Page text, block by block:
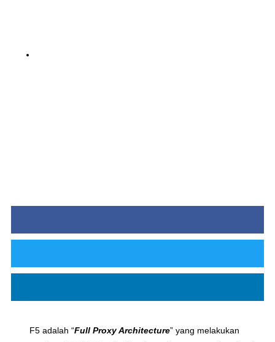
F5 adalah “Full Proxy Architecture” yang melakukan